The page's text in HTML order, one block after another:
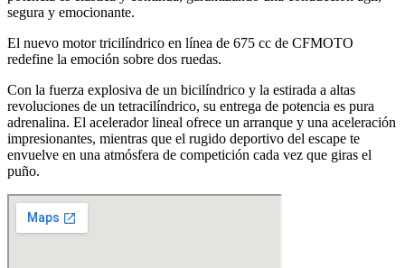
segura y emocionante.
El nuevo motor tricilíndrico en línea de 675 cc de CFMOTO
redefine la emoción sobre dos ruedas.
Con la fuerza explosiva de un bicilíndrico y la estirada a altas
revoluciones de un tetracilíndrico, su entrega de potencia es pura
adrenalina. El acelerador lineal ofrece un arranque y una aceleración
impresionantes, mientras que el rugido deportivo del escape te
envuelve en una atmósfera de competición cada vez que giras el
puño.